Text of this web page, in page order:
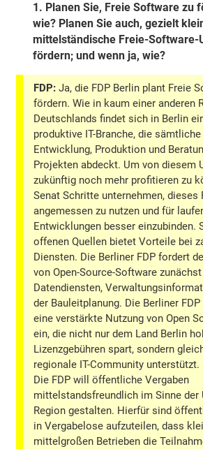
1. Planen Sie, Freie Software zu
wie? Planen Sie auch, gezielt
mittelständische Freie-Software-
fördern; und wenn ja, wie?
FDP: Ja, die FDP Berlin plant Freie
fördern. Wie in kaum einer anderen
Deutschlands findet sich in Berlin
produktive IT-Branche, die
Entwicklung, Produktion und
Projekten abdeckt. Um von diesem
zukünftig noch mehr profitieren zu
Senat Schritte unternehmen, dieses
angemessen zu nutzen und für
Entwicklungen besser einzubinden.
offenen Quellen bietet Vorteile bei
Diensten. Die Berliner FDP fordert
von Open-Source-Software
Datendiensten,
der Bauleitplanung. Die Berliner
eine verstärkte Nutzung von Open
ein, die nicht nur dem Land Berlin
Lizenzgebühren spart, sondern
regionale IT-Community unterstützt.
Die FDP will öffentliche Vergaben
mittelstandsfreundlich im Sinne der
Region gestalten. Hierfür sind
in Vergabelose aufzuteilen, dass
mittelgroßen Betrieben die